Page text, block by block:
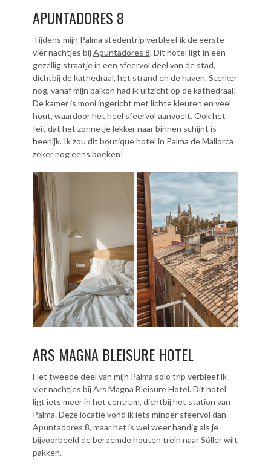
APUNTADORES 8
Tijdens mijn Palma stedentrip verbleef ik de eerste
vier nachtjes bijApuntadores 8. Dit hotel ligt in een
gezellig straatje in een sfeervol deel van de stad,
dichtbij de kathedraal, het strand en de haven. Sterker
nog, vanaf mijn balkon had ik uitzicht op de kathedraal!
De kamer is mooi ingericht met lichte kleuren en veel
hout, waardoor het heel sfeervol aanvoelt. Ook het
feit dat het zonnetje lekker naar binnen schijnt is
heerlijk. Ik zou dit boutique hotel in Palma de Mallorca
zeker nog eens boeken!
ARS MAGNA BLEISURE HOTEL
Het tweede deel van mijn Palma solo trip verbleef ik
vier nachtjes bijArs Magna Bleisure Hotel. Dit hotel
ligt iets meer in het centrum, dichtbij het station van
Palma. Deze locatie vond ik iets minder sfeervol dan
Apuntadores 8, maar het is wel weer handig als je
bijvoorbeeld de beroemde houten trein naarSóllerwilt
pakken.